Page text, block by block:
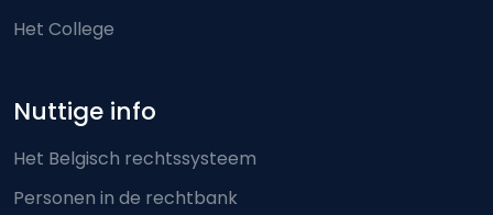
Het College
Nuttige info
Het Belgisch rechtssysteem
Personen in de rechtbank